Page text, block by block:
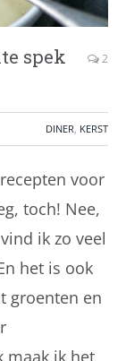
spek
2
DINER, KERST
voor
toch! Nee,
ik zo veel
het is ook
groenten en
maak ik het